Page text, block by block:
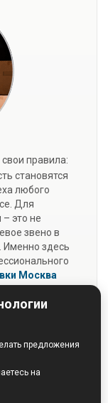
предложения
на
правила:
становятся
любого
Для
это не
звено в
Именно здесь
Москва
развития